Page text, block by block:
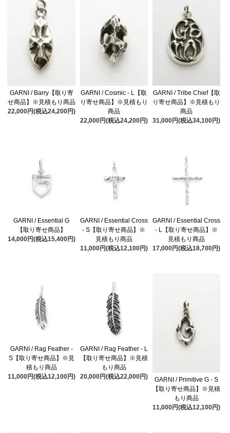
GARNI / Barry【取り寄
せ商品】※見積もり商品
22,000円(税込24,200円)
GARNI / Cosmic - L【取
り寄せ商品】※見積もり
商品
22,000円(税込24,200円)
GARNI / Tribe Chief【取
り寄せ商品】※見積もり
商品
31,000円(税込34,100円)
GARNI / Essential G
【取り寄せ商品】
14,000円(税込15,400円)
GARNI / Essential Cross
- S【取り寄せ商品】※
見積もり商品
11,000円(税込12,100円)
GARNI / Essential Cross
- L【取り寄せ商品】※
見積もり商品
17,000円(税込18,700円)
GARNI / Rag Feather -
S【取り寄せ商品】※見
積もり商品
11,000円(税込12,100円)
GARNI / Rag Feather - L
【取り寄せ商品】※見積
もり商品
20,000円(税込22,000円)
GARNI / Primitive G - S
【取り寄せ商品】※見積
もり商品
11,000円(税込12,100円)